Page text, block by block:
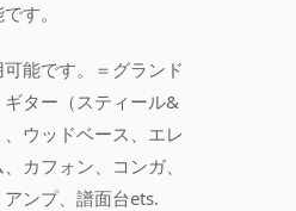
す。
能です。＝グランド
ター（スティール&
ウッドベース、エレ
カフォン、コンガ、
ンプ、譜面台ets.